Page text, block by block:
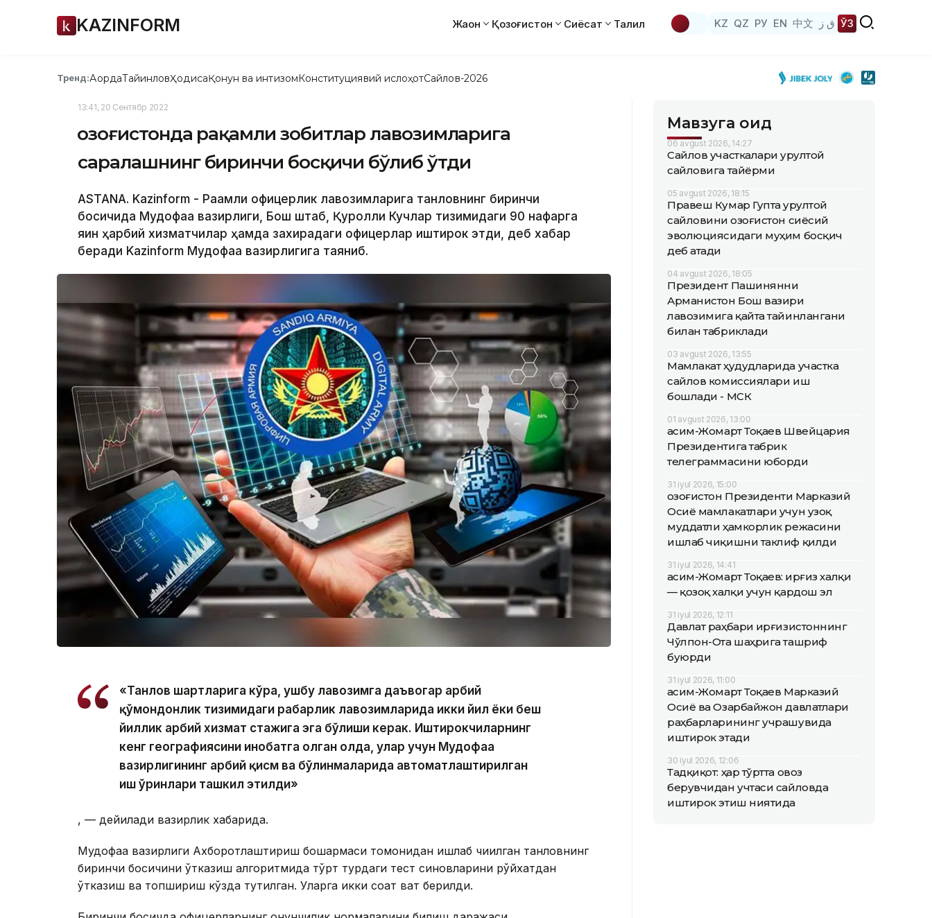
KAZINFORM Жаҳон Қозоғистон Сиёсат Таҳлил KZ QZ РУ EN 中文 ق ز ЎЗ
Тренд:АқордаТайинловҲодисаҚонун ва интизомКонституциявий ислоҳотСайлов-2026
13:41, 20 Сентябр 2022
Қозоғистонда рақамли зобитлар лавозимларига
саралашнинг биринчи босқичи бўлиб ўтди
ASTANA. Kazinform - Рақамли офицерлик лавозимларига танловнинг биринчи
босқичида Мудофаа вазирлиги, Бош штаб, Қуролли Кучлар тизимидаги 90 нафарга
яқин ҳарбий хизматчилар ҳамда захирадаги офицерлар иштирок этди, деб хабар
беради Kazinform Мудофаа вазирлигига таяниб.
«Танлов шартларига кўра, ушбу лавозимга даъвогар ҳарбий
қўмондонлик тизимидаги раҳбарлик лавозимларида икки йил ёки беш
йиллик ҳарбий хизмат стажига эга бўлиши керак. Иштирокчиларнинг
кенг географиясини инобатга олган ҳолда, улар учун Мудофаа
вазирлигининг ҳарбий қисм ва бўлинмаларида автоматлаштирилган
иш ўринлари ташкил этилди»
, — дейилади вазирлик хабарида.
Мудофаа вазирлиги Ахборотлаштириш бошқармаси томонидан ишлаб чиқилган танловнинг
биринчи босқичини ўтказиш алгоритмида тўрт турдаги тест синовларини рўйхатдан
ўтказиш ва топшириш кўзда тутилган. Уларга икки соат вақт берилди.
Мавзуга оид
06 avgust 2026, 14:27
Сайлов участкалари Қурултой
сайловига тайёрми
05 avgust 2026, 18:15
Правеш Кумар Гупта Қурултой
сайловини Қозоғистон сиёсий
эволюциясидаги муҳим босқич
деб атади
04 avgust 2026, 18:05
Президент Пашинянни
Арманистон Бош вазири
лавозимига қайта тайинлангани
билан табриклади
03 avgust 2026, 13:55
Мамлакат ҳудудларида участка
сайлов комиссиялари иш
бошлади - МСК
01 avgust 2026, 13:00
Қасим-Жомарт Тоқаев Швейцария
Президентига табрик
телеграммасини юборди
31 iyul 2026, 15:00
Қозоғистон Президенти Марказий
Осиё мамлакатлари учун узоқ
муддатли ҳамкорлик режасини
ишлаб чиқишни таклиф қилди
31 iyul 2026, 14:41
Қасим-Жомарт Тоқаев: Қирғиз халқи
— қозоқ халқи учун қардош эл
31 iyul 2026, 12:11
Давлат раҳбари Қирғизистоннинг
Чўлпон-Ота шаҳрига ташриф
буюрди
31 iyul 2026, 11:00
Қасим-Жомарт Тоқаев Марказий
Осиё ва Озарбайжон давлатлари
раҳбарларининг учрашувида
иштирок этади
30 iyul 2026, 12:06
Тадқиқот: ҳар тўртта овоз
берувчидан учтаси сайловда
иштирок этиш ниятида